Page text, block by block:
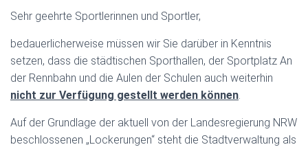
Sehr geehrte Sportlerinnen und Sportler,
bedauerlicherweise müssen wir Sie darüber in Kenntnis
setzen, dass die städtischen Sporthallen, der Sportplatz An
der Rennbahn und die Aulen der Schulen auch weiterhin
nicht zur Verfügung gestellt werden können.
Auf der Grundlage der aktuell von der Landesregierung NRW
beschlossenen „Lockerungen“ steht die Stadtverwaltung als